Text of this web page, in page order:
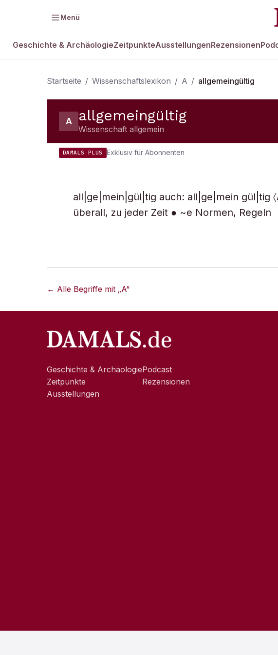
Menü
Geschichte & ArchäologieZeitpunkteAusstellungenRezensionen
Startseite / Wissenschaftslexikon / A / allgemeingültig
A allgemeingültig
Wissenschaft allgemein
DAMALS PLUS Exklusiv für Abonnenten
all|ge|mein|gül|tig auch: all|ge|mein gül|tig
überall, zu jeder Zeit ● ~e Normen, Regeln
← Alle Begriffe mit „A“
Geschichte & Archäologie
Zeitpunkte
Ausstellungen
Podcast
Rezensionen